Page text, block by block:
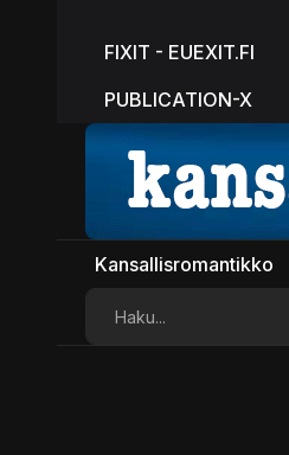
FIXIT - EUEXIT.FI
PUBLICATION-X
Kansallisromantikko